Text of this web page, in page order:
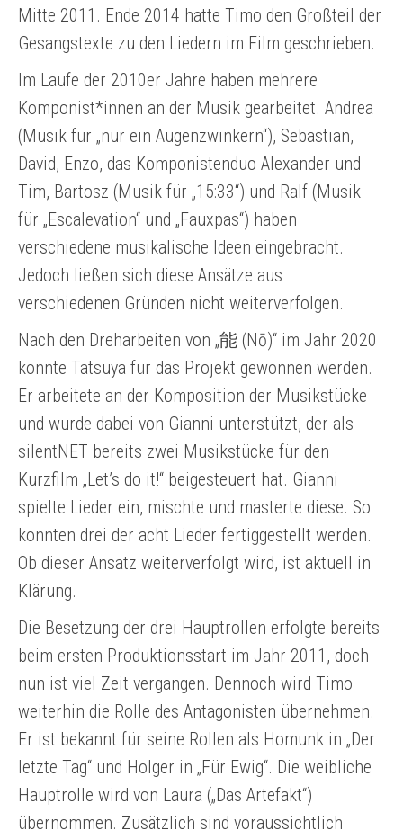
Mitte 2011. Ende 2014 hatte Timo den Großteil der
Gesangstexte zu den Liedern im Film geschrieben.
Im Laufe der 2010er Jahre haben mehrere
Komponist*innen an der Musik gearbeitet. Andrea
(Musik für „nur ein Augenzwinkern“), Sebastian,
David, Enzo, das Komponistenduo Alexander und
Tim, Bartosz (Musik für „15:33“) und Ralf (Musik
für „Escalevation“ und „Fauxpas“) haben
verschiedene musikalische Ideen eingebracht.
Jedoch ließen sich diese Ansätze aus
verschiedenen Gründen nicht weiterverfolgen.
Nach den Dreharbeiten von „能 (Nō)“ im Jahr 2020
konnte Tatsuya für das Projekt gewonnen werden.
Er arbeitete an der Komposition der Musikstücke
und wurde dabei von Gianni unterstützt, der als
silentNET bereits zwei Musikstücke für den
Kurzfilm „Let’s do it!“ beigesteuert hat. Gianni
spielte Lieder ein, mischte und masterte diese. So
konnten drei der acht Lieder fertiggestellt werden.
Ob dieser Ansatz weiterverfolgt wird, ist aktuell in
Klärung.
Die Besetzung der drei Hauptrollen erfolgte bereits
beim ersten Produktionsstart im Jahr 2011, doch
nun ist viel Zeit vergangen. Dennoch wird Timo
weiterhin die Rolle des Antagonisten übernehmen.
Er ist bekannt für seine Rollen als Homunk in „Der
letzte Tag“ und Holger in „Für Ewig“. Die weibliche
Hauptrolle wird von Laura („Das Artefakt“)
übernommen. Zusätzlich sind voraussichtlich